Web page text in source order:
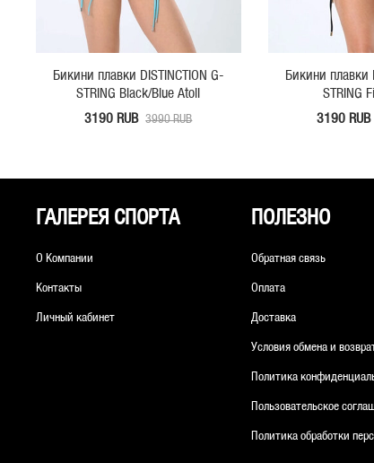
Бикини плавки DISTINCTION G-
STRING Black/Blue Atoll
3190 RUB
3990 RUB
Бикини плавки
STRING
3190 RUB
ГАЛЕРЕЯ СПОРТА
О Компании
Контакты
Личный кабинет
ПОЛЕЗНО
Обратная связь
Оплата
Доставка
Условия обмена и
Политика
Пользовательское
Политика обработки